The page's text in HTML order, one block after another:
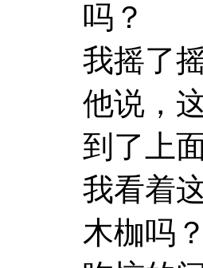
吗？
我摇了
他说，
到了上
我看着
木枷吗